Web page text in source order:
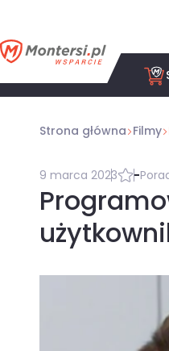
treści
Strona główna Filmy
9 marca 2023 -